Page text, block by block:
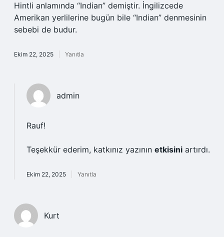
Hintli anlamında “Indian” demiştir. İngilizcede
Amerikan yerlilerine bugün bile “Indian” denmesinin
sebebi de budur.
Ekim 22, 2025 Yanıtla
admin
Rauf!
Teşekkür ederim, katkınız yazının etkisini artırdı.
Ekim 22, 2025 Yanıtla
Kurt